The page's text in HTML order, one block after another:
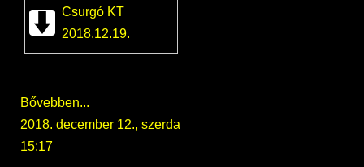
Csurgó KT
2018.12.19.
Bővebben...
2018. december 12., szerda
15:17